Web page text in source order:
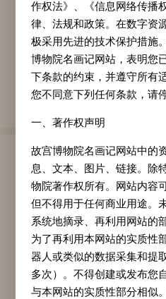
清晰，展现了“墨分五色
本幅自识：“壬寅上元
之冕印”“服卿”二印。另
乐”“子受秘玩”二印。
作家
周之冕（生卒年不详
期，字服卿，号少谷，
擅花鸟画，家中饲养禽
和形态。花卉则采陈淳
设色鲜妍，自成一家。
作权法》、《信息网络传播
律、法规和政策。在数字资
极采用先进的技术保护措施
博物院名画记网站，表明您
下条款的约束，并遵守所有
您不同意下列任何条款，请
一、著作权声明
故宫博物院名画记网站中的
息、文本、图片、链接。除
物院著作权所有。网站内容
但不得用于任何商业用途。
系统地摘录、再利用网站的
为了再利用本网站的实质性
器人或类似的数据采集和提
多次）。不得创建或发布您
与本网站的实质性部分相似